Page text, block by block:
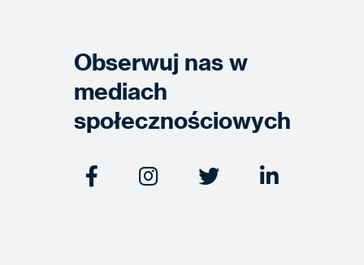
Obserwuj nas w
mediach
społecznościowych
   